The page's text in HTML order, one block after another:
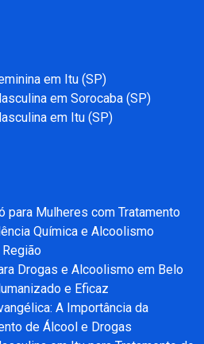
em Itu (SP)
em Sorocaba (SP)
em Itu (SP)
para Mulheres com Tratamento
Química e Alcoolismo
Drogas e Alcoolismo em Belo
e Eficaz
A Importância da
de Álcool e Drogas